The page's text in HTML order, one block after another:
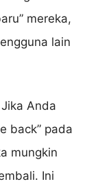
mereka,
lain
Anda
back” pada
mungkin
Ini